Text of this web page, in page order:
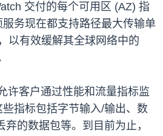
交付的每个可用区 (AZ) 指
务现在都支持路径最大传输单
以有效缓解其全球网络中的
许客户通过性能和流量指标监
指标包括字节输入/输出、数
的数据包等。到目前为止，